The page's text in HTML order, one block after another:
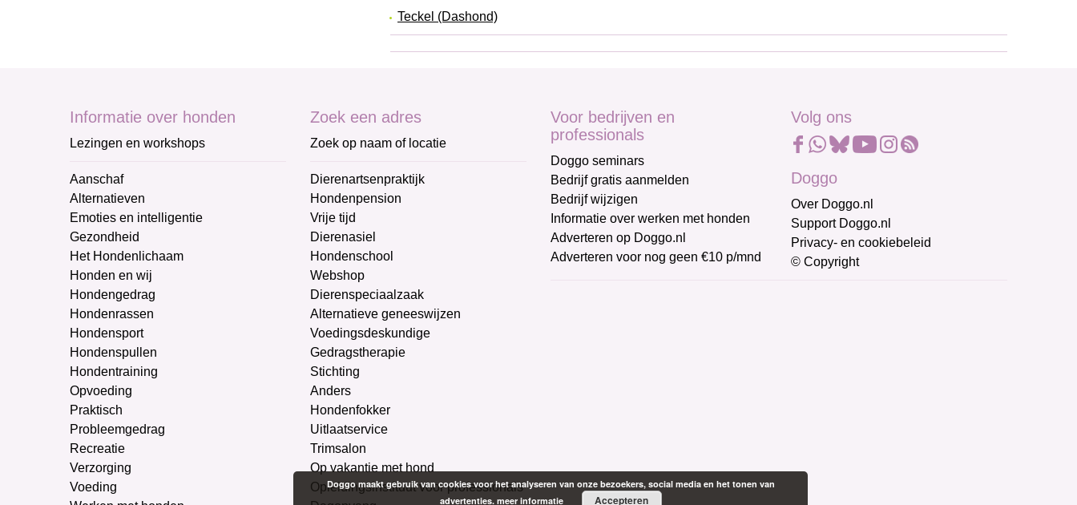
Teckel (Dashond)
Informatie over honden
Lezingen en workshops
Aanschaf
Alternatieven
Emoties en intelligentie
Gezondheid
Het Hondenlichaam
Honden en wij
Hondengedrag
Hondenrassen
Hondensport
Hondenspullen
Hondentraining
Opvoeding
Praktisch
Probleemgedrag
Recreatie
Verzorging
Voeding
Zoek een adres
Zoek op naam of locatie
Dierenartsenpraktijk
Hondenpension
Vrije tijd
Dierenasiel
Hondenschool
Webshop
Dierenspeciaalzaak
Alternatieve geneeswijzen
Voedingsdeskundige
Gedragstherapie
Stichting
Anders
Hondenfokker
Uitlaatservice
Trimsalon
Op vakantie met hond
Opleidingsinstituut voor professionals
Voor bedrijven en
professionals
Doggo seminars
Bedrijf gratis aanmelden
Bedrijf wijzigen
Informatie over werken met honden
Adverteren op Doggo.nl
Adverteren voor nog geen €10 p/mnd
Volg ons
Doggo
Over Doggo.nl
Support Doggo.nl
Privacy- en cookiebeleid
© Copyright
Doggo maakt gebruik van cookies voor het analyseren van onze bezoekers, social media en het tonen van
advertenties. meer informatie Accepteren